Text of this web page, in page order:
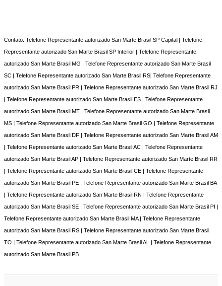
Contato: Telefone Representante autorizado San Marte Brasil SP Capital | Telefone
Representante autorizado San Marte Brasil SP Interior | Telefone Representante
autorizado San Marte Brasil MG | Telefone Representante autorizado San Marte Brasil
SC | Telefone Representante autorizado San Marte Brasil RS| Telefone Representante
autorizado San Marte Brasil PR | Telefone Representante autorizado San Marte Brasil RJ
| Telefone Representante autorizado San Marte Brasil ES | Telefone Representante
autorizado San Marte Brasil MT | Telefone Representante autorizado San Marte Brasil
MS | Telefone Representante autorizado San Marte Brasil GO | Telefone Representante
autorizado San Marte Brasil DF | Telefone Representante autorizado San Marte Brasil AM
| Telefone Representante autorizado San Marte Brasil AC | Telefone Representante
autorizado San Marte Brasil AP | Telefone Representante autorizado San Marte Brasil RR
| Telefone Representante autorizado San Marte Brasil CE | Telefone Representante
autorizado San Marte Brasil PE | Telefone Representante autorizado San Marte Brasil BA
| Telefone Representante autorizado San Marte Brasil RN | Telefone Representante
autorizado San Marte Brasil SE | Telefone Representante autorizado San Marte Brasil PI |
Telefone Representante autorizado San Marte Brasil MA | Telefone Representante
autorizado San Marte Brasil RS | Telefone Representante autorizado San Marte Brasil
TO | Telefone Representante autorizado San Marte Brasil AL | Telefone Representante
autorizado San Marte Brasil PB